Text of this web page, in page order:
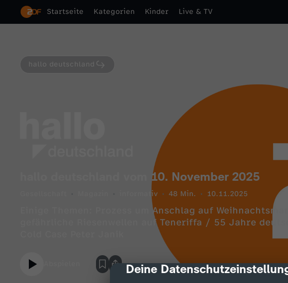
cmp-dialog-description
Deine
Startseite Kategorien Kinder Live & TV
hallo deutschland
hallo deutschland vom 10. November 2025
informativ 48 Min. 10.11.2025
Einige Themen: Prozess um Anschlag auf
gefährliche Riesenwellen auf Teneriffa / 55 Jahre